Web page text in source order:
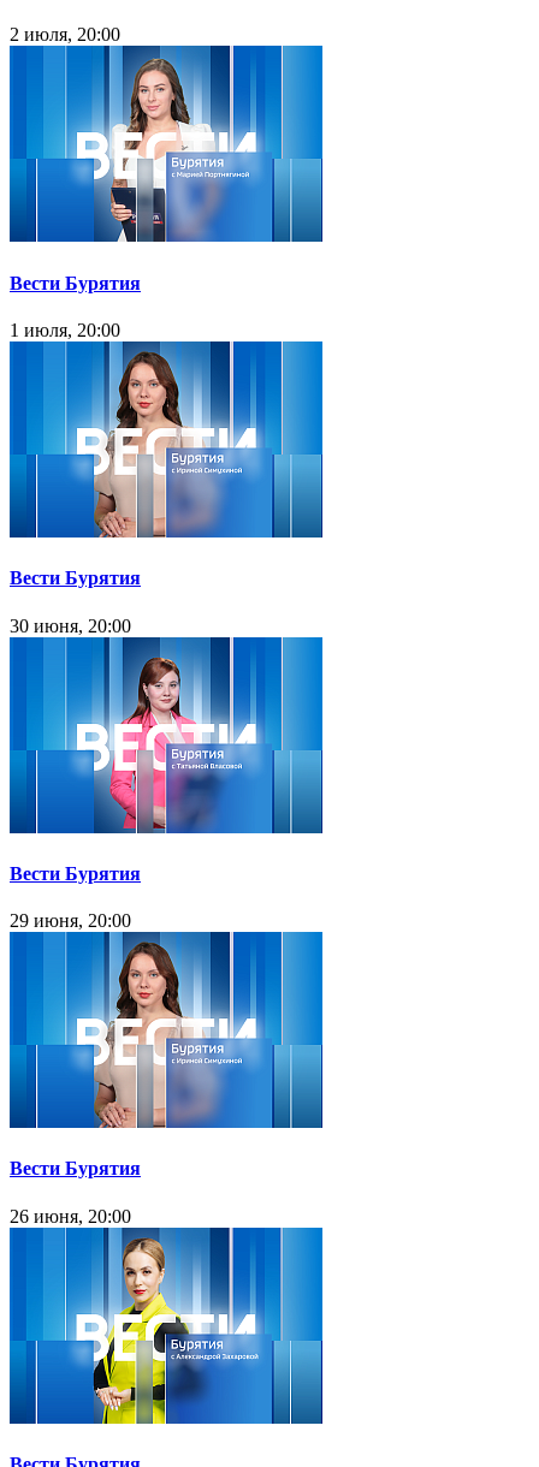
2 июля, 20:00
Вести Бурятия
1 июля, 20:00
Вести Бурятия
30 июня, 20:00
Вести Бурятия
29 июня, 20:00
Вести Бурятия
26 июня, 20:00